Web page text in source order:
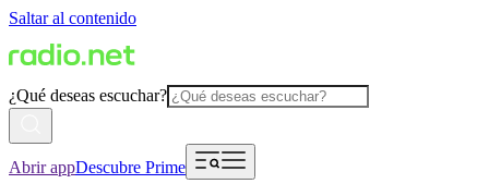
Saltar al contenido
¿Qué deseas escuchar?
Abrir appDescubre Prime